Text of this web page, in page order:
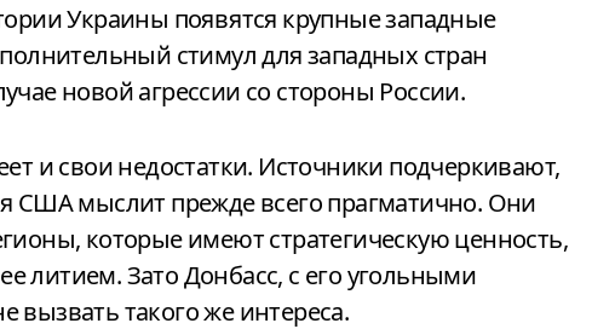
Украины появятся крупные западные
стимул для западных стран
новой агрессии со стороны России.
и свои недостатки. Источники подчеркивают,
США мыслит прежде всего прагматично. Они
которые имеют стратегическую ценность,
литием. Зато Донбасс, с его угольными
такого же интереса.